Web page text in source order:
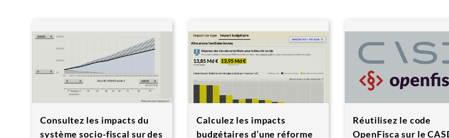
Consultez les impacts du
système socio-fiscal sur des
Calculez les impacts
budgétaires d’une réforme
Réutilisez le code
OpenFisca sur le